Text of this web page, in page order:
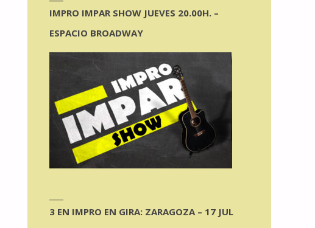
IMPRO IMPAR SHOW JUEVES 20.00H. –
ESPACIO BROADWAY
3 EN IMPRO EN GIRA: ZARAGOZA – 17 JUL